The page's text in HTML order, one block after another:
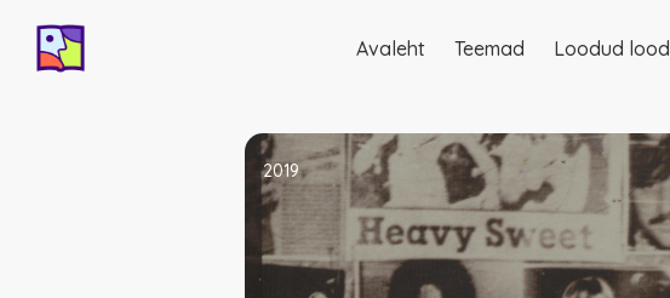
Põhinavigatsioon
Avaleht Teemad Loodud lood
2019